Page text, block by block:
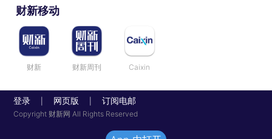
财新移动
财新 财新周刊 Caixin
登录 网页版 订阅电邮
Copyright 财新网 All Rights Reserved